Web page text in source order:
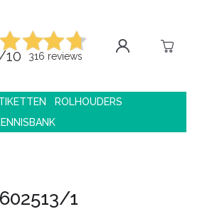
10 316 reviews
ROLHOUDERS
1